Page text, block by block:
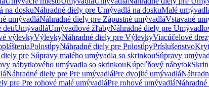
na doskuNáhradné diely pre Umývadlá na doskuMalé
umývadláNáhradné diely pre Zápustné umývadláVstavané
detiUmývadláUmývadlové žľabyNáhradné diely pre
výlevkyVýlevkyNáhradné diely pre VýlevkyViacúčelové
PolostĺpyNáhradné diely pre PolostĺpyPríslušenstvo
pre Súpravy malého umývadla so skrinkouSúpravy
nábytkového umývadla so skrinkouKúpeľňový nábytok
Náhradné diely pre Pre umývadláPre dvojité umývadlá
pre Pre rohové malé umývadláPre rohové umývadlá